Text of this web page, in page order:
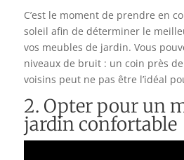
C’est le moment de prendre en
soleil afin de déterminer le
vos meubles de jardin. Vous
niveaux de bruit : un coin près
voisins peut ne pas être l’idéal
2. Opter pour un
jardin confortable